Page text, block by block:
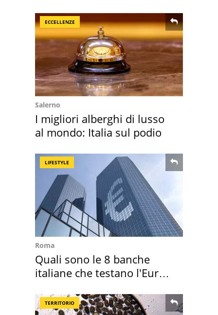
ECCELLENZE
Salerno
I migliori alberghi di lusso
al mondo: Italia sul podio
LIFESTYLE
Roma
Quali sono le 8 banche
italiane che testano l'Euro
TERRITORIO